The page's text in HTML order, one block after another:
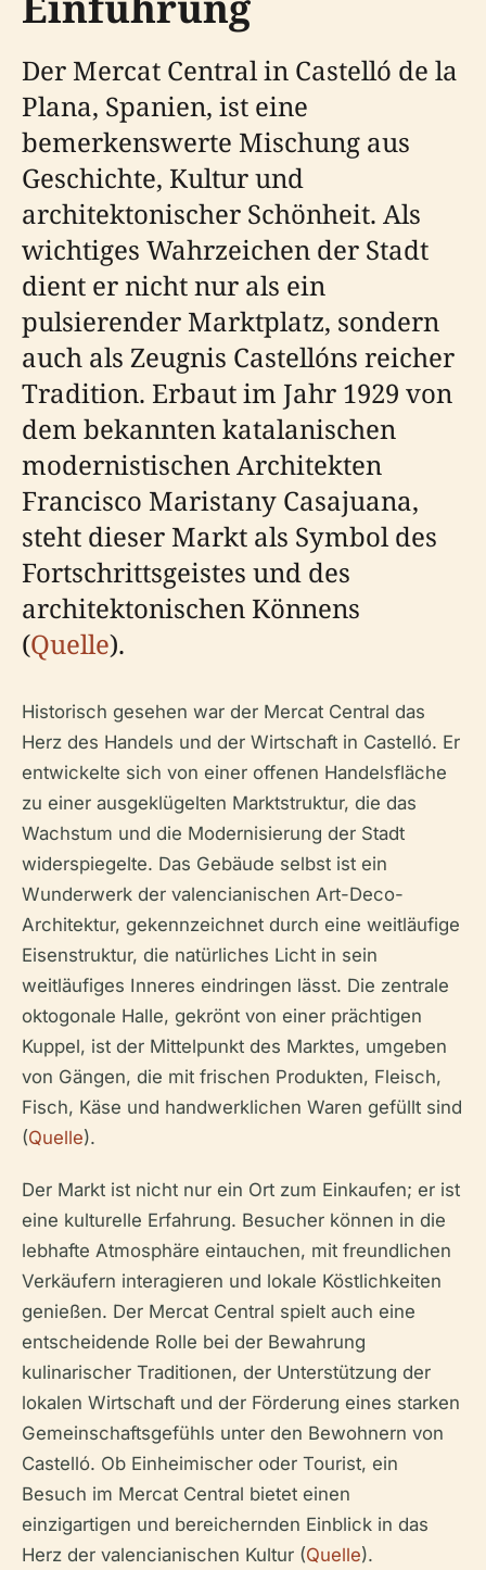
Der Mercat Central in Castelló de la
Plana, Spanien, ist eine
bemerkenswerte Mischung aus
Geschichte, Kultur und
architektonischer Schönheit. Als
wichtiges Wahrzeichen der Stadt
dient er nicht nur als ein
pulsierender Marktplatz, sondern
auch als Zeugnis Castellóns reicher
Tradition. Erbaut im Jahr 1929 von
dem bekannten katalanischen
modernistischen Architekten
Francisco Maristany Casajuana,
steht dieser Markt als Symbol des
Fortschrittsgeistes und des
architektonischen Könnens
(Quelle).
Historisch gesehen war der Mercat Central das
Herz des Handels und der Wirtschaft in Castelló. Er
entwickelte sich von einer offenen Handelsfläche
zu einer ausgeklügelten Marktstruktur, die das
Wachstum und die Modernisierung der Stadt
widerspiegelte. Das Gebäude selbst ist ein
Wunderwerk der valencianischen Art-Deco-
Architektur, gekennzeichnet durch eine weitläufige
Eisenstruktur, die natürliches Licht in sein
weitläufiges Inneres eindringen lässt. Die zentrale
oktogonale Halle, gekrönt von einer prächtigen
Kuppel, ist der Mittelpunkt des Marktes, umgeben
von Gängen, die mit frischen Produkten, Fleisch,
Fisch, Käse und handwerklichen Waren gefüllt sind
(Quelle).
Der Markt ist nicht nur ein Ort zum Einkaufen; er ist
eine kulturelle Erfahrung. Besucher können in die
lebhafte Atmosphäre eintauchen, mit freundlichen
Verkäufern interagieren und lokale Köstlichkeiten
genießen. Der Mercat Central spielt auch eine
entscheidende Rolle bei der Bewahrung
kulinarischer Traditionen, der Unterstützung der
lokalen Wirtschaft und der Förderung eines starken
Gemeinschaftsgefühls unter den Bewohnern von
Castelló. Ob Einheimischer oder Tourist, ein
Besuch im Mercat Central bietet einen
einzigartigen und bereichernden Einblick in das
Herz der valencianischen Kultur (Quelle).